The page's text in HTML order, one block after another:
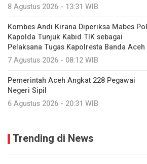
8 Agustus 2026 - 13:31 WIB
Kombes Andi Kirana Diperiksa Mabes
Kapolda Tunjuk Kabid TIK sebagai
Pelaksana Tugas Kapolresta Banda Aceh
7 Agustus 2026 - 08:12 WIB
Pemerintah Aceh Angkat 228 Pegawai
Negeri Sipil
6 Agustus 2026 - 20:31 WIB
Trending di News